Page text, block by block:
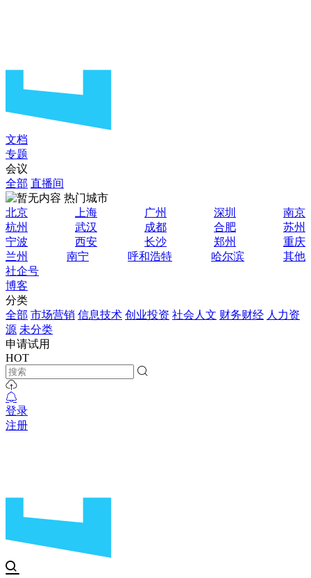
文档
专题
会议
全部 直播间
热门城市
北京
上海 广州 深圳
南京
杭州
武汉 成都 合肥
苏州
宁波
西安 长沙 郑州
重庆
兰州
南宁 呼和浩特 哈尔滨
其他
社企号
博客
分类
全部 市场营销 信息技术 创业投资 社会人文 财务财经 人力资
源 未分类
申请试用
HOT
登录
注册